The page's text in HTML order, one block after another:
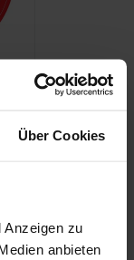
Über Cookies
Anzeigen zu
anbieten